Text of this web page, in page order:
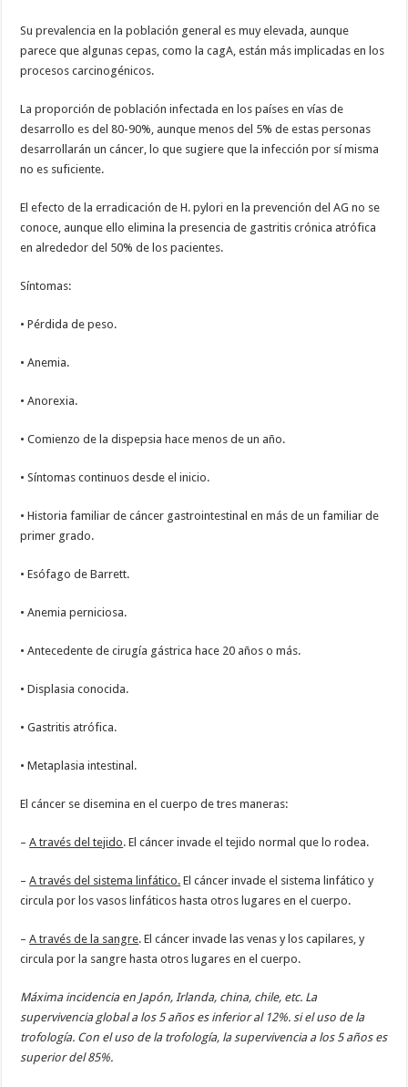
Su prevalencia en la población general es muy elevada, aunque
parece que algunas cepas, como la cagA, están más implicadas en los
procesos carcinogénicos.
La proporción de población infectada en los países en vías de
desarrollo es del 80-90%, aunque menos del 5% de estas personas
desarrollarán un cáncer, lo que sugiere que la infección por sí misma
no es suficiente.
El efecto de la erradicación de H. pylori en la prevención del AG no se
conoce, aunque ello elimina la presencia de gastritis crónica atrófica
en alrededor del 50% de los pacientes.
Síntomas:
• Pérdida de peso.
• Anemia.
• Anorexia.
• Comienzo de la dispepsia hace menos de un año.
• Síntomas continuos desde el inicio.
• Historia familiar de cáncer gastrointestinal en más de un familiar de
primer grado.
• Esófago de Barrett.
• Anemia perniciosa.
• Antecedente de cirugía gástrica hace 20 años o más.
• Displasia conocida.
• Gastritis atrófica.
• Metaplasia intestinal.
El cáncer se disemina en el cuerpo de tres maneras:
–A través del tejido. El cáncer invade el tejido normal que lo rodea.
–A través del sistema linfático. El cáncer invade el sistema linfático y
circula por los vasos linfáticos hasta otros lugares en el cuerpo.
–A través de la sangre. El cáncer invade las venas y los capilares, y
circula por la sangre hasta otros lugares en el cuerpo.
Máxima incidencia en Japón, Irlanda, china, chile, etc. La
supervivencia global a los 5 años es inferior al 12%. si el uso de la
trofología. Con el uso de la trofología, la supervivencia a los 5 años es
superior del 85%.